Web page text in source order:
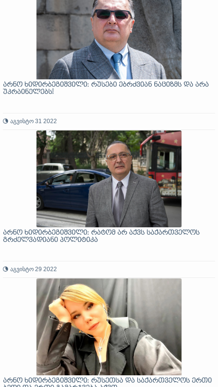
არნო ხიდირბეგიშვილი: რუსები ებრძვიან ნაციზმს და არა
უკრაინელებს!
აგვისტო 31 2022
არნო ხიდირბეგიშვილი: რატომ არ აქვს საქართველოს
გრძელვადიანი პოლიტიკა
აგვისტო 29 2022
არნო ხიდირბეგიშვილი: რუსეთსა და საქართველოს ერთი